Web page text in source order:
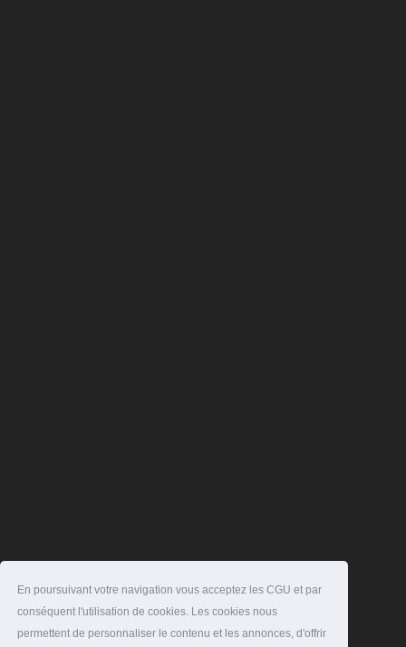
En poursuivant votre navigation vous acceptez les CGU et par
conséquent l'utilisation de cookies. Les cookies nous
permettent de personnaliser le contenu et les annonces, d'offrir